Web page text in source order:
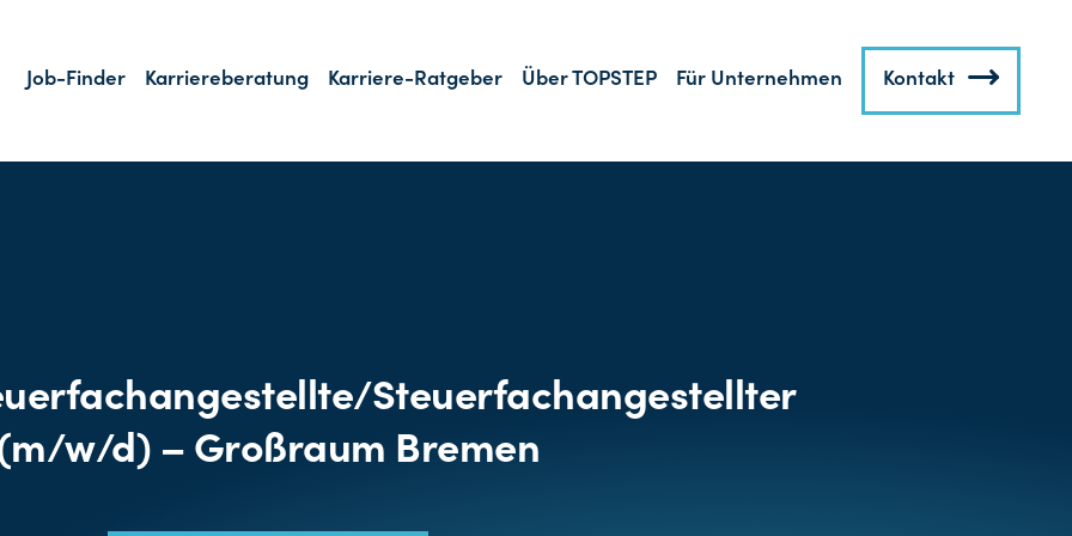
Job-Finder Karriereberatung Karriere-Ratgeber Über TOPSTEP Für Unternehmen Kontakt
Steuerfachangestellter
w/d) – Großraum Bremen